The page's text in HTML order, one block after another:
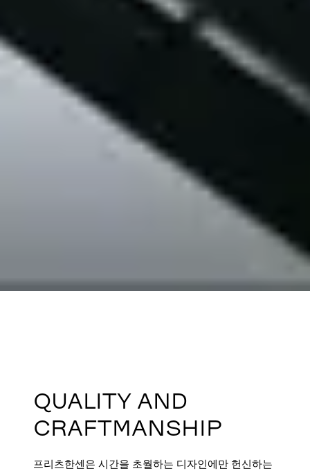
QUALITY AND
CRAFTMANSHIP
프리츠한센은 시간을 초월하는 디자인에만 헌신하는